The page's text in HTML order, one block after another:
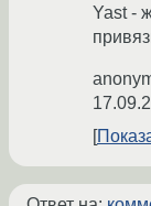
Yast -